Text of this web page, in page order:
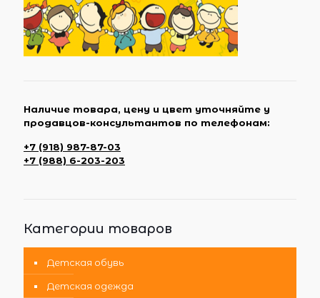
Наличие товара, цену и цвет уточняйте у
продавцов-консультантов по телефонам:
+7 (918) 987-87-03
+7 (988) 6-203-203
Категории товаров
Детская обувь
Детская одежда